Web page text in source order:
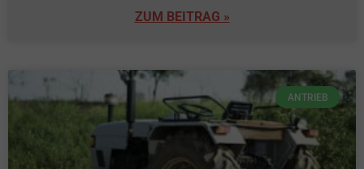
ZUM BEITRAG »
ANTRIEB